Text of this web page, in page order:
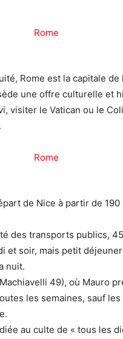
Rome est la capitale de
une offre culturelle et
visiter le Vatican ou le
de Nice à partir de 190
des transports publics,
et soir, mais petit
nuit.
49), où Mauro
les semaines, sauf
au culte de « tous les